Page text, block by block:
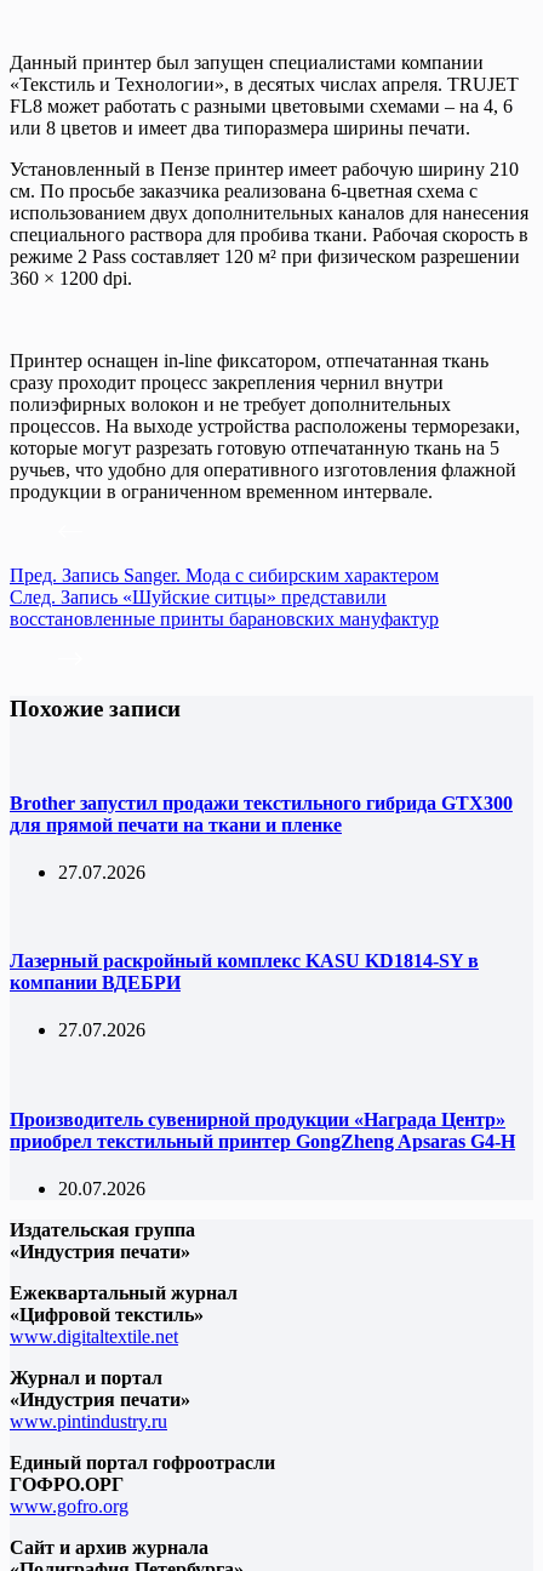
Данный принтер был запущен специалистами компании
«Текстиль и Технологии», в десятых числах апреля. TRUJET
FL8 может работать с разными цветовыми схемами – на 4, 6
или 8 цветов и имеет два типоразмера ширины печати.
Установленный в Пензе принтер имеет рабочую ширину 210
см. По просьбе заказчика реализована 6-цветная схема c
использованием двух дополнительных каналов для нанесения
специального раствора для пробива ткани. Рабочая скорость в
режиме 2 Pass составляет 120 м² при физическом разрешении
360 × 1200 dpi.
Принтер оснащен in-line фиксатором, отпечатанная ткань
сразу проходит процесс закрепления чернил внутри
полиэфирных волокон и не требует дополнительных
процессов. На выходе устройства расположены терморезаки,
которые могут разрезать готовую отпечатанную ткань на 5
ручьев, что удобно для оперативного изготовления флажной
продукции в ограниченном временном интервале.
Пред. Запись Sanger. Мода с сибирским характером
След. Запись «Шуйские ситцы» представили
восстановленные принты барановских мануфактур
Похожие записи
Brother запустил продажи текстильного гибрида GTX300
для прямой печати на ткани и пленке
27.07.2026
Лазерный раскройный комплекс KASU KD1814-SY в
компании ВДЕБРИ
27.07.2026
Производитель сувенирной продукции «Награда Центр»
приобрел текстильный принтер GongZheng Apsaras G4-H
20.07.2026
Издательская группа
«Индустрия печати»
Ежеквартальный журнал
«Цифровой текстиль»
www.digitaltextile.net
Журнал и портал
«Индустрия печати»
www.pintindustry.ru
Единый портал гофроотрасли
ГОФРО.ОРГ
www.gofro.org
Сайт и архив журнала